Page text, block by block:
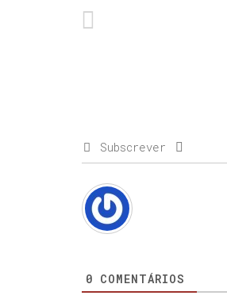
Subscrever
0 COMENTÁRIOS